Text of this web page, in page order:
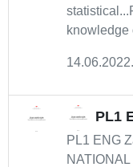
knowledge
PL1
PL1 ENG